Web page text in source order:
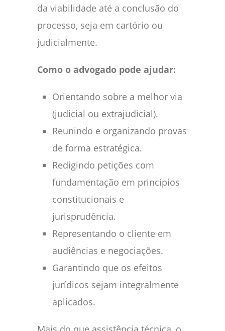
da viabilidade até a conclusão do
processo, seja em cartório ou
judicialmente.
Como o advogado pode ajudar:
Orientando sobre a melhor via
(judicial ou extrajudicial).
Reunindo e organizando provas
de forma estratégica.
Redigindo petições com
fundamentação em princípios
constitucionais e
jurisprudência.
Representando o cliente em
audiências e negociações.
Garantindo que os efeitos
jurídicos sejam integralmente
aplicados.